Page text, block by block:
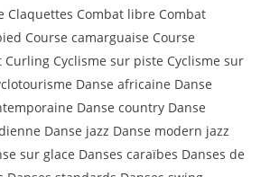
Claquettes Combat libre Combat
Course camarguaise Course
Cyclisme sur piste Cyclisme sur
Danse africaine Danse
Danse country Danse
Danse jazz Danse modern jazz
sur glace Danses caraïbes Danses de